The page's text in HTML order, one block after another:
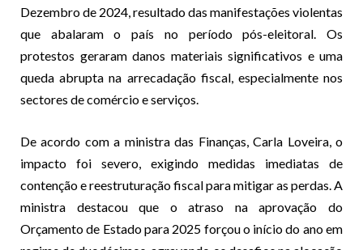
Dezembro de 2024, resultado das manifestações violentas
que abalaram o país no período pós-eleitoral. Os
protestos geraram danos materiais significativos e uma
queda abrupta na arrecadação fiscal, especialmente nos
sectores de comércio e serviços.
De acordo com a ministra das Finanças, Carla Loveira, o
impacto foi severo, exigindo medidas imediatas de
contenção e reestruturação fiscal para mitigar as perdas. A
ministra destacou que o atraso na aprovação do
Orçamento de Estado para 2025 forçou o início do ano em